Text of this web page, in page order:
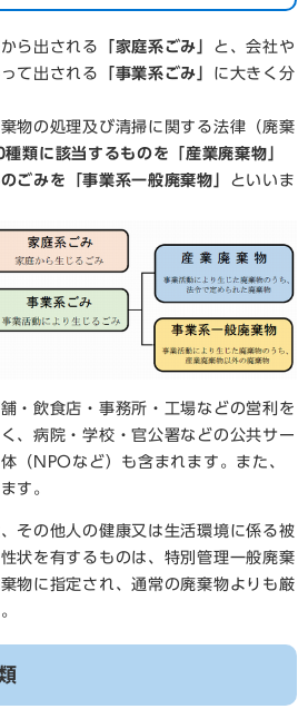
ら出される 「家庭系ごみ」 と、会社や
て出される
「事業系ごみ」 に大きく分
物の処理及び清掃に関する法律（廃棄
種類に該当するものを「産業廃棄物」
ごみを「事業系一般廃棄物」
といいま
・飲食店・事務所・工場などの営利を
、病院・学校・官公署などの公共サー
（NPOなど）も含まれます。また、
す。
その他人の健康又は生活環境に係る被
状を有するものは、特別管理一般廃棄
物に指定され、通常の廃棄物よりも厳